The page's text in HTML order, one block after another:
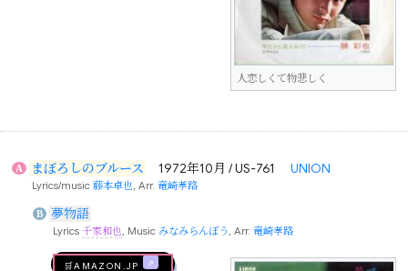
人恋しくて物悲しく
A まぼろしのブルース 1972年10月 / US-761 UNION
Lyrics/music藤本卓也, Arr.竜崎孝路
B 夢物語
Lyrics 千家和也 , Music みなみらんぼう , Arr. 竜崎孝路
🛒AMAZON.jp